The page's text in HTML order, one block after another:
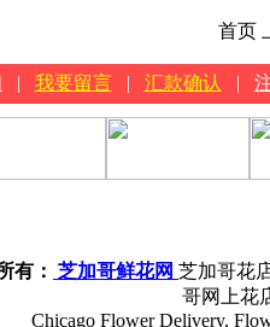
首页
| 我要留言 | 汇款确认 |
有： 芝加哥鲜花网 芝加哥花
哥网上花
Chicago Flower Delivery,